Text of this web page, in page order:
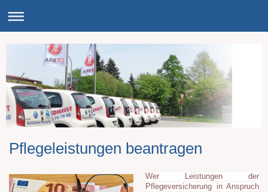
Pflegeleistungen beantragen
Wer Leistungen der
Pflegeversicherung in Anspruch